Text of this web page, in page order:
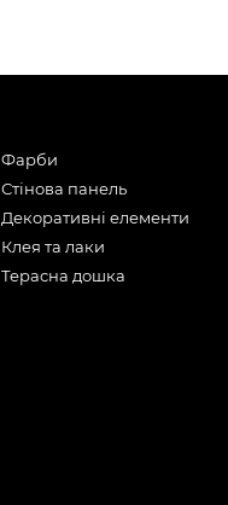
Фарби
Стінова панель
Декоративні елементи
Клея та лаки
Терасна дошка